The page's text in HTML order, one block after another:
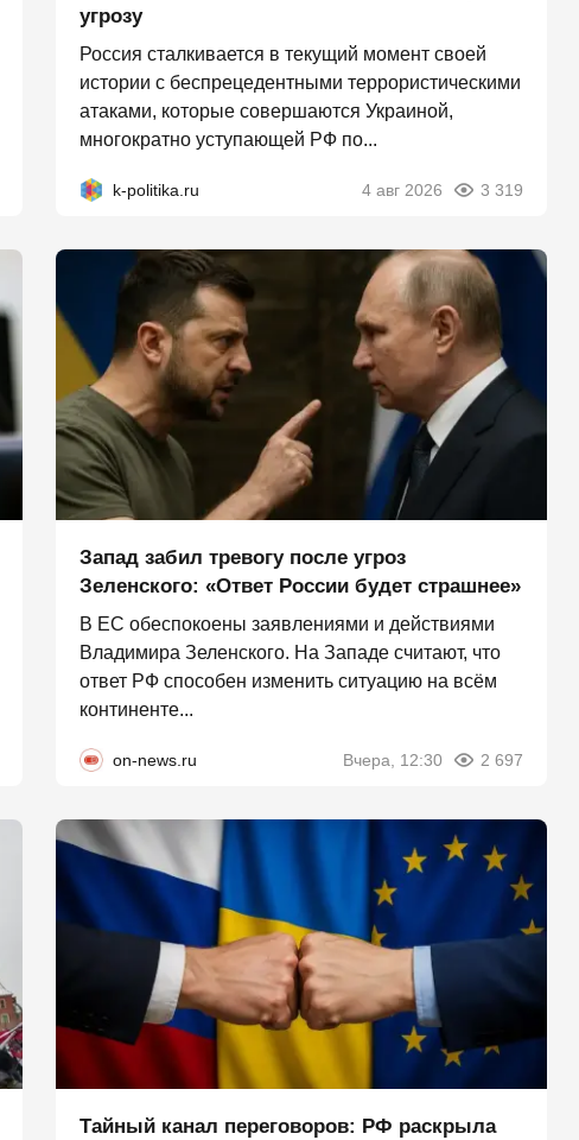
угрозу
Россия сталкивается в текущий момент своей
истории с беспрецедентными террористическими
атаками, которые совершаются Украиной,
многократно уступающей РФ по...
k-politika.ru 4 авг 2026 3 319
Запад забил тревогу после угроз
Зеленского: «Ответ России будет страшнее»
В ЕС обеспокоены заявлениями и действиями
Владимира Зеленского. На Западе считают, что
ответ РФ способен изменить ситуацию на всём
континенте...
on-news.ru Вчера, 12:30 2 697
Тайный канал переговоров: РФ раскрыла